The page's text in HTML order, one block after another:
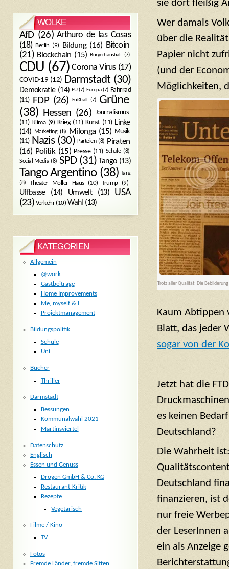
sie dort fleißig
Wer damals
über die
Papier nicht
(und der
Möglichkeiten,
Trotz aller Qualität: Die
Kaum Abtippen
Blatt, das jeder
sogar von der
Jetzt hat die
es keinen
Deutschland?
Die Wahrheit
Deutschland
finanzieren, ist
nur freie
der LeserInnen
ein als Anzeige
WOLKE
AfD(26) Arthuro de las Cosas
(18) Berlin (9) Bildung(16) Bitcoin
(21) Blockchain (15) Bürgerhaushalt (7)
CDU (67) Corona Virus(17)
COVID-19 (12) Darmstadt (30)
Demokratie(14) EU(7) Europa(7) Fahrrad
(11)
FDP(26) Fußball (7)
Grüne
(38) Hessen (26) Journalismus
(11) Klima(9) Krieg(11) Kunst(11) Linke
(14) Marketing(8) Milonga(15) Musik
(11) Nazis(30) Parteien(8) Piraten
(16) Politik(15) Presse(11) Schule(8)
Social Media (8) SPD(31) Tango(13)
Tango Argentino(38) Tanz
(8)
Theater Moller Haus(10) Trump(9)
Uffbasse(14) Umwelt(13)
USA
(23) Verkehr(10) Wahl (13)
KATEGORIEN
Allgemein
@work
Gastbeiträge
Home Improvements
Me, myself & I
Projektmanagement
Bildungspolitik
Schule
Uni
Bücher
Thriller
Darmstadt
Bessungen
Kommunalwahl 2021
Martinsviertel
Datenschutz
Englisch
Essen und Genuss
Drogen GmbH & Co. KG
Restaurant-Kritik
Rezepte
Vegetarisch
Filme / Kino
TV
Fotos
Fremde Länder, fremde Sitten